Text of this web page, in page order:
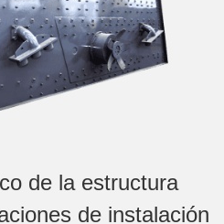
de la estructura
de instalación